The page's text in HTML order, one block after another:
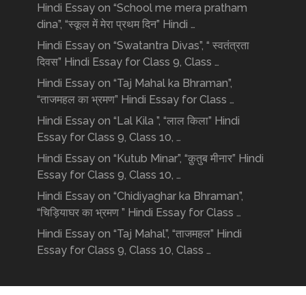
Hindi Essay on “School me mera pratham
dina”, “स्कूल में मेरा प्रथम दिन” Hindi …
Hindi Essay on “Swatantra Divas”, “ स्वतंत्रता
दिवस” Hindi Essay for Class 9, Class …
Hindi Essay on “Taj Mahal ka Bhraman”,
“ताजमहल का भ्रमण” Hindi Essay for Class …
Hindi Essay on “Lal Kila ”, “लाल किला” Hindi
Essay for Class 9, Class 10, …
Hindi Essay on “Kutub Minar”, “क़ुतुब मीनार” Hindi
Essay for Class 9, Class 10, …
Hindi Essay on “Chidiyaghar ka Bhraman”,
“चिड़ियाघर का भ्रमण ” Hindi Essay for Class …
Hindi Essay on “Taj Mahal”, “ताजमहल” Hindi
Essay for Class 9, Class 10, Class …